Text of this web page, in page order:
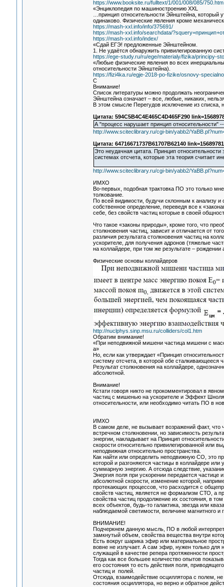
https://www.booksite.ru/fulltext/1/001/008/085/750.htm
«Энциклопедия по машиностроению XXL
…принцип относительности Эйнштейна, который
одинаково. Физические явления кроме
https://mash-xxl.info/info/375691/
https://mash-xxl.info/searchdata/
https://mash-xxl.info/index/
«Сдай ЕГЭ! предложенные Эйнштейном.
1. Не удаётся обнаружить привилегированную
https://ege-study.ru/ru/ege/materialy/fizika/principy-
«Любые физические явления во всех
относительности Эйнштейна).
https://fizi4ka.ru/egje-2018-po-fizike/osnovy-
С
Внимание!
Список литературы можно продолжать
Эйнштейна означает – все, любые, никаких,
В этом смысле Перегудов исключение из списка,
Цитата: 594C5B4C4E465C4D465F290
А "процесс нарушает принцип относительности"
http://www.sciteclibrary.ru/cgi-bin/yabb2/
Цитата: 64716671737B61707B62140
Это неудачная цитата. Принцип
системах отсчета, которые эта теория считает
http://www.sciteclibrary.ru/cgi-bin/yabb2/
ИМХО
Во-первых, подобная трактовка ПО это только
толкование.
По всей видимости, будучи склонным к анализу
собственное определение, переведя все к
себе, без свойств частиц которые в своей
Что такое «законы природы», кроме того, что
столкновения частиц, зависит и отличается от
различия результата столкновения частиц на
ускорителе, для получения адронов (тяжелые
на коллайдере, при том же результате – рождении
Физические основы коллайдеров
http://nuclphys.sinp.msu.ru/colliders/col1.htm
Обратим внимание!
«При неподвижной мишени частица мишени с
а»
Но, если как утверждает «Принцип
систему отсчета, в которой обе сталкивающееся
Результат столкновения на коллайдере,
абсолютной.
Внимание!
Кстати говоря никто не прокомментировал в
частиц с мишенью на ускорителе и Эффект
относительности, или необходимо читать ПО в
ИМХО
В самом деле, не вызывает возражений факт, что
встречном столкновении, но зависимость
энергии, накладывает на Принцип
скорости относительно привилегированной или
неподвижная относительно пространства.
Как найти или определить неподвижную СО, это
которой и разгоняются частицы в коллайдере
суммарную энергию. А отсюда следствие,
Энергия поля при ускорении передается частице
абсолютной скорости, изменение которой,
протекающих процессов, что расходится с
свойств частиц, является не формализм СТО, а
свойства частиц продолжение их состояния, в
всех объектов, будь-то галактика, звезда или
наблюдаемой светимости, величине магнитного и
ВНИМАНИЕ!
Подчеркнем данную мысль, ПО в любой
замкнутый объем, свойства вещества внутри
Есть вокруг шарика эфир или материальное
вовне не излучает. А сам эфир, нужен только для
служащей в качестве репера протяженности
Тогда как все большее количество опытов
его состояния то есть действия поля,
частиц и полей.
Отсюда, взаимодействие осциллятора с полем,
состояния осциллятора, но верно и обратное